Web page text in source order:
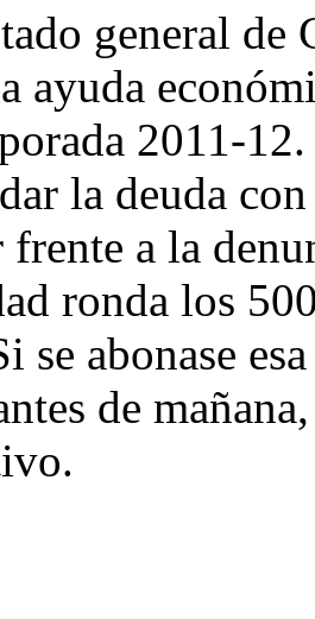
general
ayuda
2011-
la deuda
frente a la
ronda los
se abonase
de